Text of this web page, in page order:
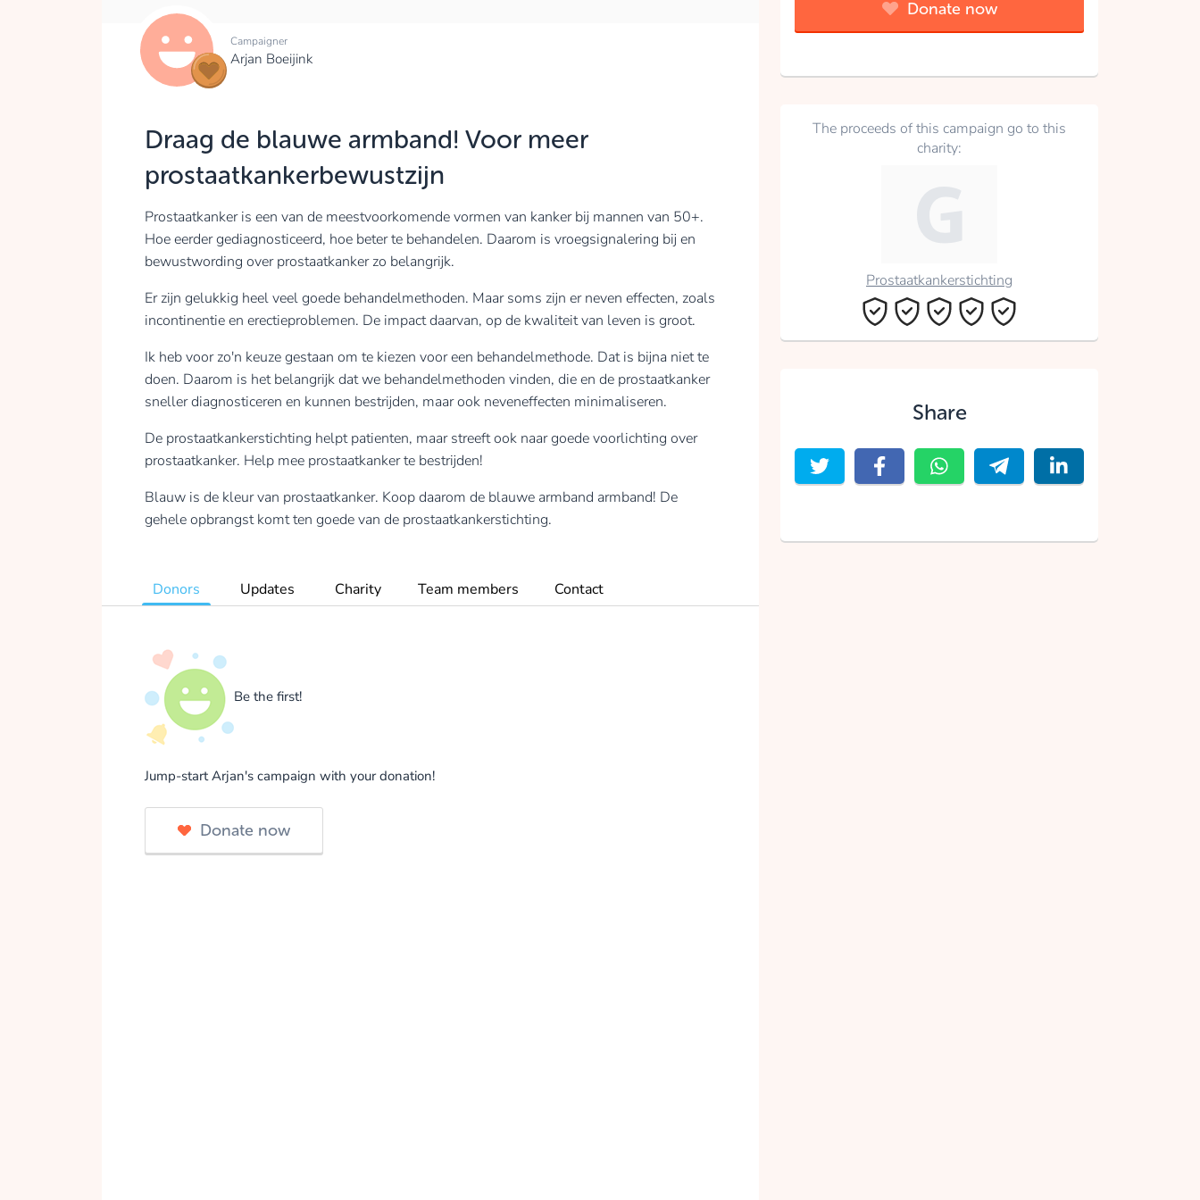
Campaigner
Arjan Boeijink
Draag de blauwe armband! Voor meer
prostaatkankerbewustzijn
Prostaatkanker is een van de meestvoorkomende vormen van kanker bij mannen van 50+.
Hoe eerder gediagnosticeerd, hoe beter te behandelen. Daarom is vroegsignalering bij en
bewustwording over prostaatkanker zo belangrijk.
Er zijn gelukkig heel veel goede behandelmethoden. Maar soms zijn er neven effecten, zoals
incontinentie en erectieproblemen. De impact daarvan, op de kwaliteit van leven is groot.
Ik heb voor zo'n keuze gestaan om te kiezen voor een behandelmethode. Dat is bijna niet te
doen. Daarom is het belangrijk dat we behandelmethoden vinden, die en de prostaatkanker
sneller diagnosticeren en kunnen bestrijden, maar ook neveneffecten minimaliseren.
De prostaatkankerstichting helpt patienten, maar streeft ook naar goede voorlichting over
prostaatkanker. Help mee prostaatkanker te bestrijden!
Blauw is de kleur van prostaatkanker. Koop daarom de blauwe armband armband! De
gehele opbrangst komt ten goede van de prostaatkankerstichting.
Donors Updates Charity Team members Contact
Be the first!
Jump-start Arjan's campaign with your donation!
Donate now
Donate now
The proceeds of this campaign go to this
charity:
Prostaatkankerstichting
Share